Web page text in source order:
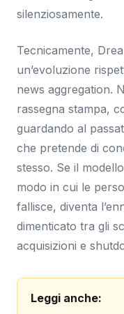
silenziosamente.
Tecnicamente,
un’evoluzione
news aggregation.
rassegna stampa,
guardando al
che pretende di
stesso. Se il
modo in cui le
fallisce, diventa
dimenticato tra gli
acquisizioni e
Leggi anche: